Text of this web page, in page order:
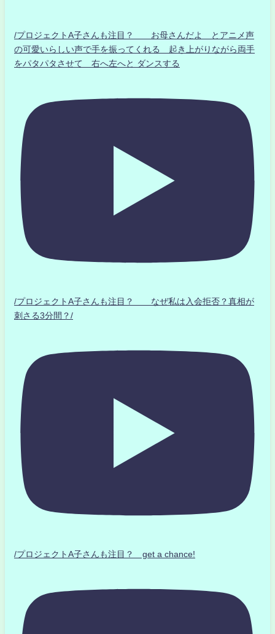
/プロジェクトA子さんも注目？ お母さんだよ とアニメ声
の可愛いらしい声で手を振ってくれる 起き上がりながら両手
をパタパタさせて 右へ左へと ダンスする
/プロジェクトA子さんも注目？ なぜ私は入会拒否？真相が
刺さる3分間？/
/プロジェクトA子さんも注目？ get a chance!